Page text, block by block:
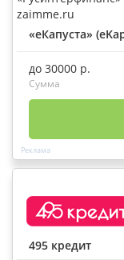
«еКапуста»
до 30000 р.
Сумма
495 кредит